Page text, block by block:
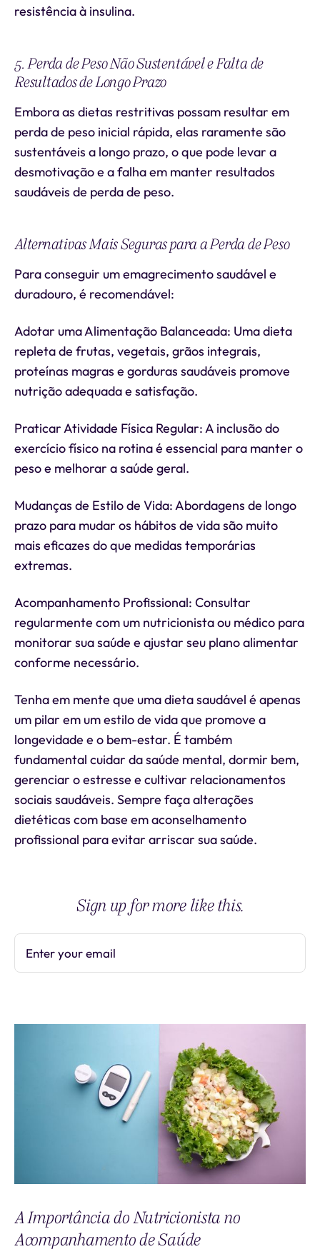
resistência à insulina.
5. Perda de Peso Não Sustentável e Falta de
Resultados de Longo Prazo
Embora as dietas restritivas possam resultar em
perda de peso inicial rápida, elas raramente são
sustentáveis a longo prazo, o que pode levar a
desmotivação e a falha em manter resultados
saudáveis de perda de peso.
Alternativas Mais Seguras para a Perda de Peso
Para conseguir um emagrecimento saudável e
duradouro, é recomendável:
Adotar uma Alimentação Balanceada: Uma dieta
repleta de frutas, vegetais, grãos integrais,
proteínas magras e gorduras saudáveis promove
nutrição adequada e satisfação.
Praticar Atividade Física Regular: A inclusão do
exercício físico na rotina é essencial para manter o
peso e melhorar a saúde geral.
Mudanças de Estilo de Vida: Abordagens de longo
prazo para mudar os hábitos de vida são muito
mais eficazes do que medidas temporárias
extremas.
Acompanhamento Profissional: Consultar
regularmente com um nutricionista ou médico para
monitorar sua saúde e ajustar seu plano alimentar
conforme necessário.
Tenha em mente que uma dieta saudável é apenas
um pilar em um estilo de vida que promove a
longevidade e o bem-estar. É também
fundamental cuidar da saúde mental, dormir bem,
gerenciar o estresse e cultivar relacionamentos
sociais saudáveis. Sempre faça alterações
dietéticas com base em aconselhamento
profissional para evitar arriscar sua saúde.
Sign up for more like this.
Enter your email
A Importância do Nutricionista no
Acompanhamento de Saúde